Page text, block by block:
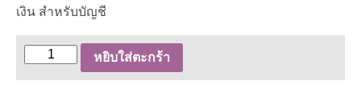
เงิน สำหรับบัญชี
จำนวน
หยิบใส่ตะกร้า